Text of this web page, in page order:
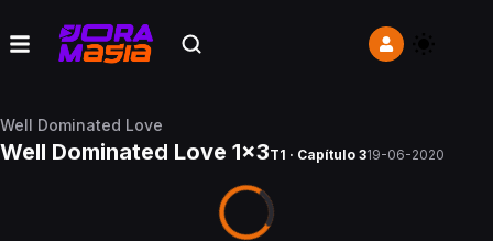
Well Dominated Love
Well Dominated Love 1x3T1 · Capítulo 319-06-2020